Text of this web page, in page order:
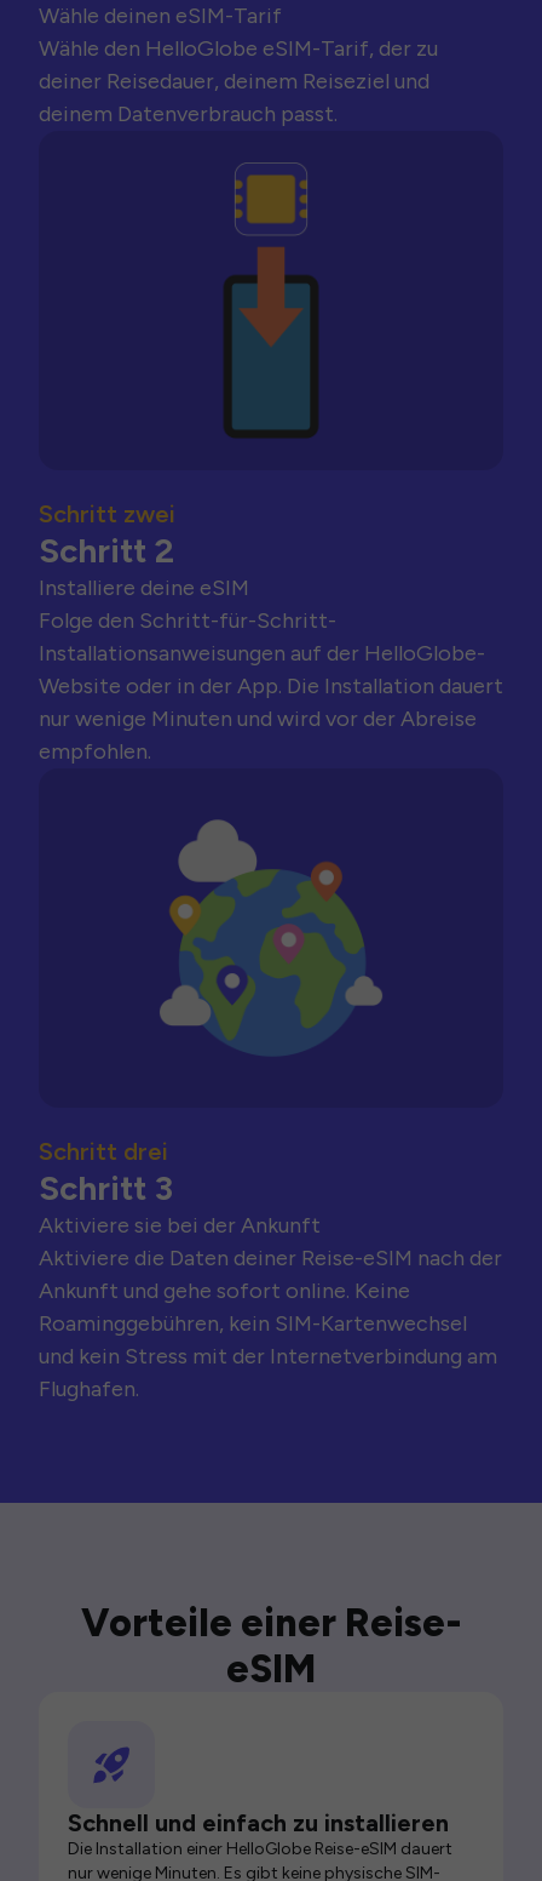
Wähle deinen eSIM-Tarif
Wähle den HelloGlobe eSIM-Tarif, der zu
deiner Reisedauer, deinem Reiseziel und
deinem Datenverbrauch passt.
Schritt zwei
Schritt 2
Installiere deine eSIM
Folge den Schritt-für-Schritt-
Installationsanweisungen auf der HelloGlobe-
Website oder in der App. Die Installation dauert
nur wenige Minuten und wird vor der Abreise
empfohlen.
Schritt drei
Schritt 3
Aktiviere sie bei der Ankunft
Aktiviere die Daten deiner Reise-eSIM nach der
Ankunft und gehe sofort online. Keine
Roaminggebühren, kein SIM-Kartenwechsel
und kein Stress mit der Internetverbindung am
Flughafen.
Vorteile einer Reise-
eSIM
Schnell und einfach zu installieren
Die Installation einer HelloGlobe Reise-eSIM dauert
nur wenige Minuten. Es gibt keine physische SIM-